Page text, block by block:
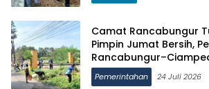
Camat Rancabungur
Pimpin Jumat Bersih,
Jembatan Akan Dicat
Pemerintahan 24 Juli 2026